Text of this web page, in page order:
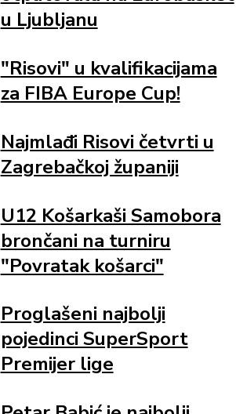
u Ljubljanu
"Risovi" u kvalifikacijama
za FIBA Europe Cup!
Najmlađi Risovi četvrti u
Zagrebačkoj županiji
U12 Košarkaši Samobora
brončani na turniru
"Povratak košarci"
Proglašeni najbolji
pojedinci SuperSport
Premijer lige